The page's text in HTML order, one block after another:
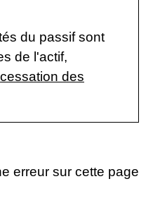
du passif sont
de l'actif,
cessation des
erreur sur cette page